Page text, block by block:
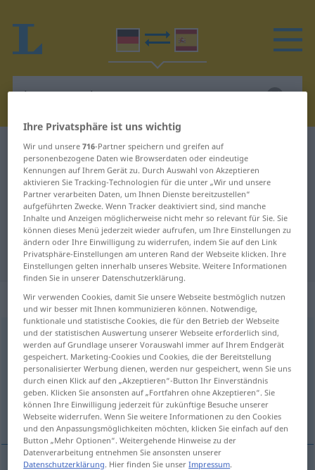
Deutsch-Spanisch Wörterbuch beansprucht
Deutsch-Spanisch Übersetzung für
"beansprucht"
"beansprucht" Spanisch
Übersetzung
„beansprucht“: Adjektiv
beanspruchtadj
Übersicht aller Übersetzungen
(Für mehr Details die Übersetzung anklicken/antippen)
ocupado, atareado
Ihre Privatsphäre ist uns wichtig
Wir und unsere716-Partner speichern und greifen auf
personenbezogene Daten wie Browserdaten oder eindeutige
Kennungen auf Ihrem Gerät zu. Durch Auswahl von Akzeptieren
aktivieren Sie Tracking-Technologien für die unter „Wir und unsere
Partner verarbeiten Daten, um Ihnen Dienste bereitzustellen“
aufgeführten Zwecke. Wenn Tracker deaktiviert sind, sind manche
Inhalte und Anzeigen möglicherweise nicht mehr so relevant für Sie. Sie
können dieses Menü jederzeit wieder aufrufen, um Ihre Einstellungen zu
ändern oder Ihre Einwilligung zu widerrufen, indem Sie auf den Link
Privatsphäre-Einstellungen am unteren Rand der Webseite klicken. Ihre
Einstellungen gelten innerhalb unseres Website. Weitere Informationen
finden Sie in unserer Datenschutzerklärung.
Wir verwenden Cookies, damit Sie unsere Webseite bestmöglich nutzen
und wir besser mit Ihnen kommunizieren können. Notwendige,
funktionale und statistische Cookies, die für den Betrieb der Webseite
und der statistischen Auswertung unserer Webseite erforderlich sind,
werden auf Grundlage unserer Vorauswahl immer auf Ihrem Endgerät
gespeichert. Marketing-Cookies und Cookies, die der Bereitstellung
personalisierter Werbung dienen, werden nur gespeichert, wenn Sie uns
durch einen Klick auf den „Akzeptieren“-Button Ihr Einverständnis
geben. Klicken Sie ansonsten auf „Fortfahren ohne Akzeptieren“. Sie
können Ihre Einwilligung jederzeit für zukünftige Besuche unserer
Webseite widerrufen. Wenn Sie weitere Informationen zu den Cookies
und den Anpassungsmöglichkeiten möchten, klicken Sie einfach auf den
Button „Mehr Optionen“. Weitergehende Hinweise zu der
Datenverarbeitung entnehmen Sie ansonsten unserer
Datenschutzerklärung. Hier finden Sie unserImpressum.